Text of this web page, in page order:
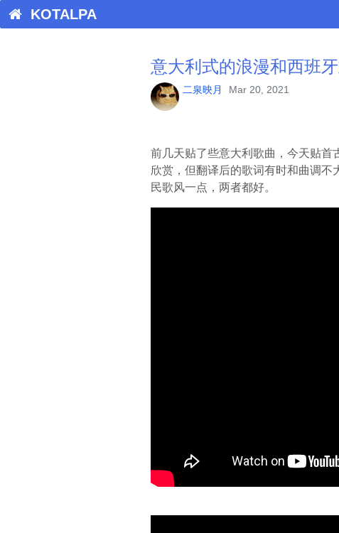
KOTALPA
意大利式的浪漫和西班
二泉映月 Mar 20, 2021
前几天贴了些意大利歌曲，今天贴首
欣赏，但翻译后的歌词有时和曲调
民歌风一点，两者都好。